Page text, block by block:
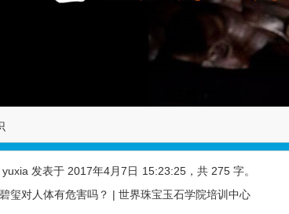
yuxia 发表于 2017年4月7日 15:23:25 ，共 275 字。
碧玺对人体有危害吗？ | 世界珠宝玉石学院培训中心